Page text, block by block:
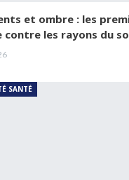
et ombre : les
contre les rayons du
SANTÉ